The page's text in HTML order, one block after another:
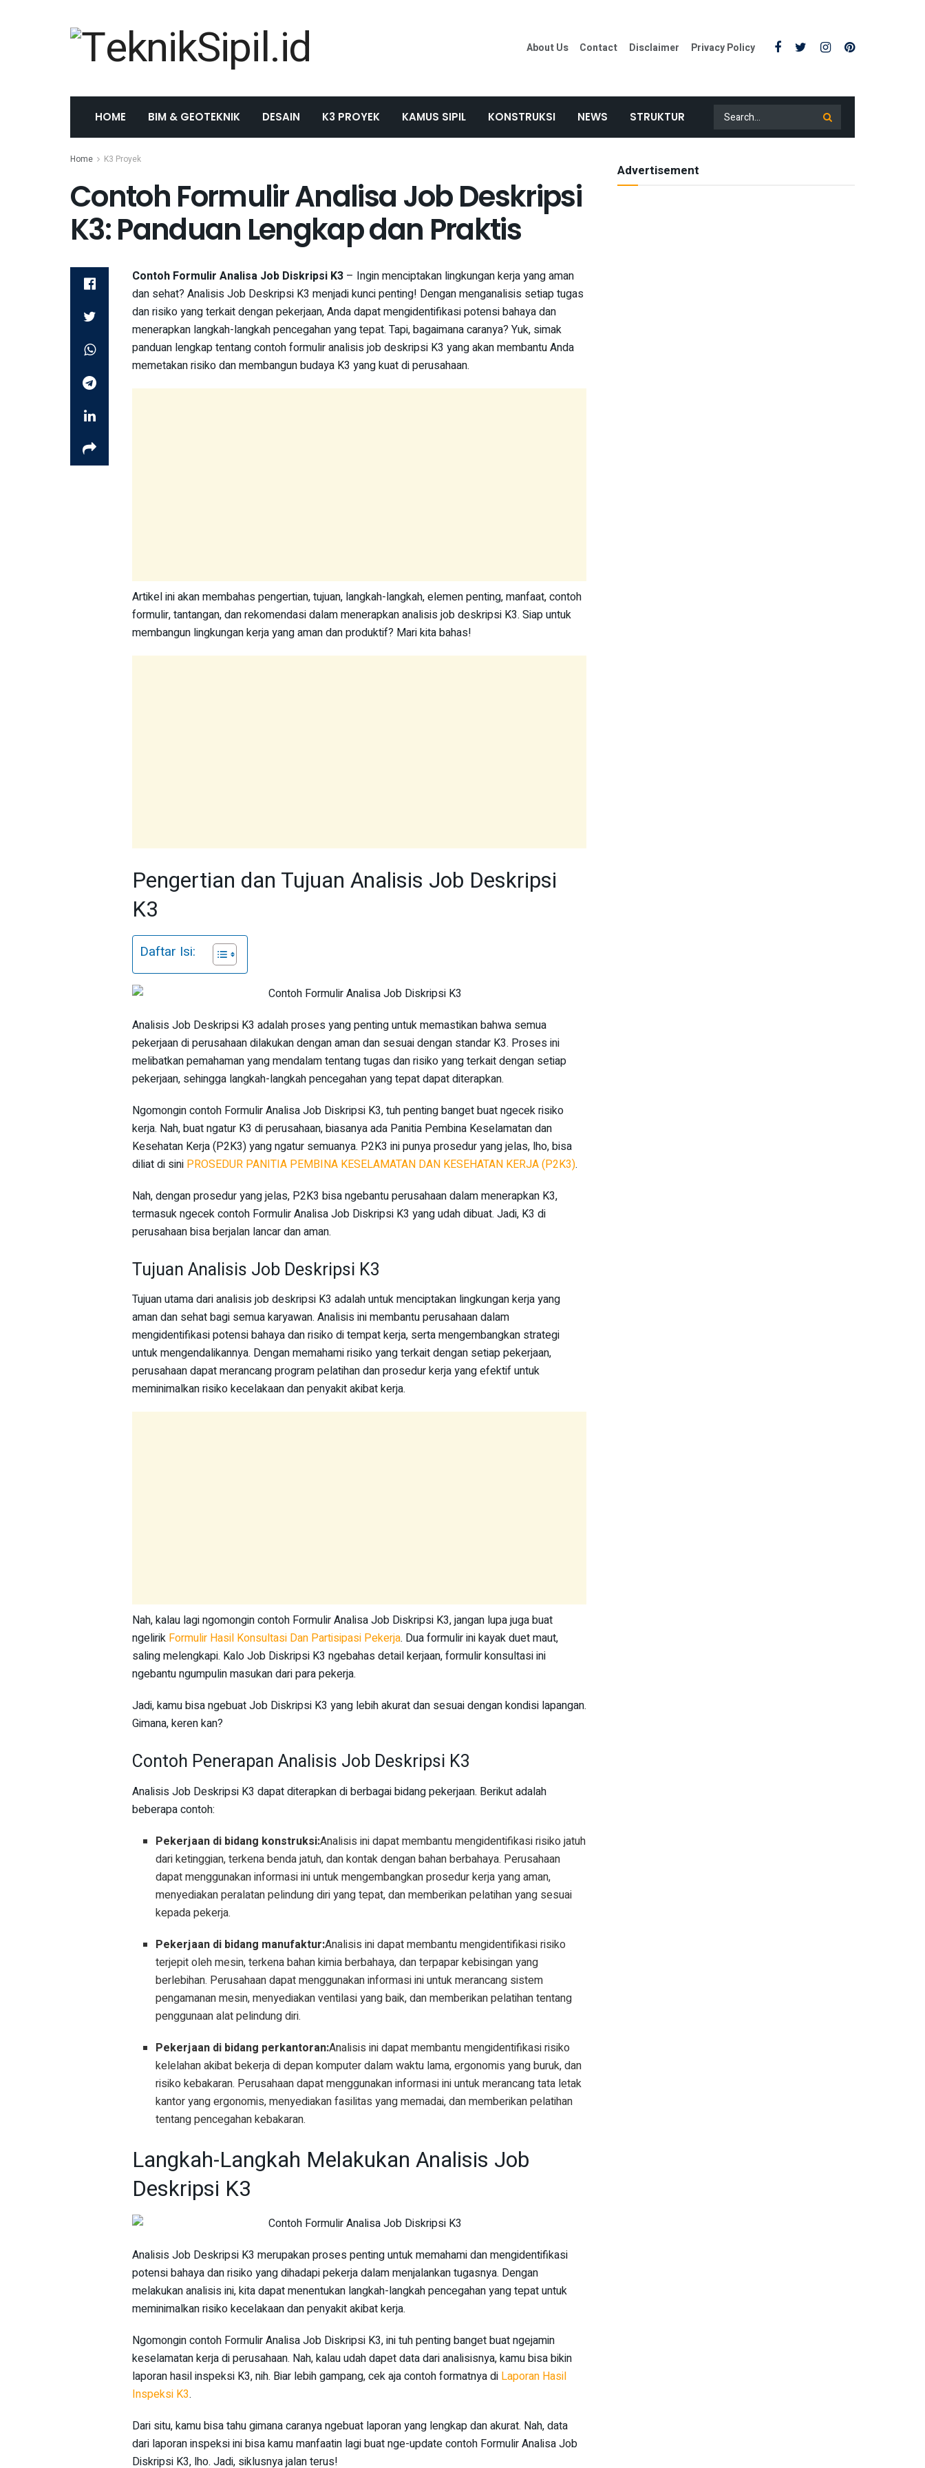
About Us Contact Disclaimer Privacy Policy
HOME BIM & GEOTEKNIK DESAIN K3 PROYEK KAMUS SIPIL KONSTRUKSI NEWS STRUKTUR
Home K3 Proyek
Contoh Formulir Analisa Job Deskripsi
K3: Panduan Lengkap dan Praktis
Contoh Formulir Analisa Job Diskripsi K3 – Ingin menciptakan lingkungan kerja yang aman
dan sehat? Analisis Job Deskripsi K3 menjadi kunci penting! Dengan menganalisis setiap tugas
dan risiko yang terkait dengan pekerjaan, Anda dapat mengidentifikasi potensi bahaya dan
menerapkan langkah-langkah pencegahan yang tepat. Tapi, bagaimana caranya? Yuk, simak
panduan lengkap tentang contoh formulir analisis job deskripsi K3 yang akan membantu Anda
memetakan risiko dan membangun budaya K3 yang kuat di perusahaan.
Artikel ini akan membahas pengertian, tujuan, langkah-langkah, elemen penting, manfaat, contoh
formulir, tantangan, dan rekomendasi dalam menerapkan analisis job deskripsi K3. Siap untuk
membangun lingkungan kerja yang aman dan produktif? Mari kita bahas!
Pengertian dan Tujuan Analisis Job Deskripsi
K3
Daftar Isi:
Analisis Job Deskripsi K3 adalah proses yang penting untuk memastikan bahwa semua
pekerjaan di perusahaan dilakukan dengan aman dan sesuai dengan standar K3. Proses ini
melibatkan pemahaman yang mendalam tentang tugas dan risiko yang terkait dengan setiap
pekerjaan, sehingga langkah-langkah pencegahan yang tepat dapat diterapkan.
Ngomongin contoh Formulir Analisa Job Diskripsi K3, tuh penting banget buat ngecek risiko
kerja. Nah, buat ngatur K3 di perusahaan, biasanya ada Panitia Pembina Keselamatan dan
Kesehatan Kerja (P2K3) yang ngatur semuanya. P2K3 ini punya prosedur yang jelas, lho, bisa
diliat di sini PROSEDUR PANITIA PEMBINA KESELAMATAN DAN KESEHATAN KERJA (P2K3).
Nah, dengan prosedur yang jelas, P2K3 bisa ngebantu perusahaan dalam menerapkan K3,
termasuk ngecek contoh Formulir Analisa Job Diskripsi K3 yang udah dibuat. Jadi, K3 di
perusahaan bisa berjalan lancar dan aman.
Tujuan Analisis Job Deskripsi K3
Tujuan utama dari analisis job deskripsi K3 adalah untuk menciptakan lingkungan kerja yang
aman dan sehat bagi semua karyawan. Analisis ini membantu perusahaan dalam
mengidentifikasi potensi bahaya dan risiko di tempat kerja, serta mengembangkan strategi
untuk mengendalikannya. Dengan memahami risiko yang terkait dengan setiap pekerjaan,
perusahaan dapat merancang program pelatihan dan prosedur kerja yang efektif untuk
meminimalkan risiko kecelakaan dan penyakit akibat kerja.
Nah, kalau lagi ngomongin contoh Formulir Analisa Job Diskripsi K3, jangan lupa juga buat
ngelirik Formulir Hasil Konsultasi Dan Partisipasi Pekerja. Dua formulir ini kayak duet maut,
saling melengkapi. Kalo Job Diskripsi K3 ngebahas detail kerjaan, formulir konsultasi ini
ngebantu ngumpulin masukan dari para pekerja.
Jadi, kamu bisa ngebuat Job Diskripsi K3 yang lebih akurat dan sesuai dengan kondisi lapangan.
Gimana, keren kan?
Contoh Penerapan Analisis Job Deskripsi K3
Analisis Job Deskripsi K3 dapat diterapkan di berbagai bidang pekerjaan. Berikut adalah
beberapa contoh:
Pekerjaan di bidang konstruksi:Analisis ini dapat membantu mengidentifikasi risiko jatuh
dari ketinggian, terkena benda jatuh, dan kontak dengan bahan berbahaya. Perusahaan
dapat menggunakan informasi ini untuk mengembangkan prosedur kerja yang aman,
menyediakan peralatan pelindung diri yang tepat, dan memberikan pelatihan yang sesuai
kepada pekerja.
Pekerjaan di bidang manufaktur:Analisis ini dapat membantu mengidentifikasi risiko
terjepit oleh mesin, terkena bahan kimia berbahaya, dan terpapar kebisingan yang
berlebihan. Perusahaan dapat menggunakan informasi ini untuk merancang sistem
pengamanan mesin, menyediakan ventilasi yang baik, dan memberikan pelatihan tentang
penggunaan alat pelindung diri.
Pekerjaan di bidang perkantoran:Analisis ini dapat membantu mengidentifikasi risiko
kelelahan akibat bekerja di depan komputer dalam waktu lama, ergonomis yang buruk, dan
risiko kebakaran. Perusahaan dapat menggunakan informasi ini untuk merancang tata letak
kantor yang ergonomis, menyediakan fasilitas yang memadai, dan memberikan pelatihan
tentang pencegahan kebakaran.
Langkah-Langkah Melakukan Analisis Job
Deskripsi K3
Analisis Job Deskripsi K3 merupakan proses penting untuk memahami dan mengidentifikasi
potensi bahaya dan risiko yang dihadapi pekerja dalam menjalankan tugasnya. Dengan
melakukan analisis ini, kita dapat menentukan langkah-langkah pencegahan yang tepat untuk
meminimalkan risiko kecelakaan dan penyakit akibat kerja.
Ngomongin contoh Formulir Analisa Job Diskripsi K3, ini tuh penting banget buat ngejamin
keselamatan kerja di perusahaan. Nah, kalau udah dapet data dari analisisnya, kamu bisa bikin
laporan hasil inspeksi K3, nih. Biar lebih gampang, cek aja contoh formatnya di Laporan Hasil
Inspeksi K3.
Dari situ, kamu bisa tahu gimana caranya ngebuat laporan yang lengkap dan akurat. Nah, data
dari laporan inspeksi ini bisa kamu manfaatin lagi buat nge-update contoh Formulir Analisa Job
Diskripsi K3, lho. Jadi, siklusnya jalan terus!
Advertisement